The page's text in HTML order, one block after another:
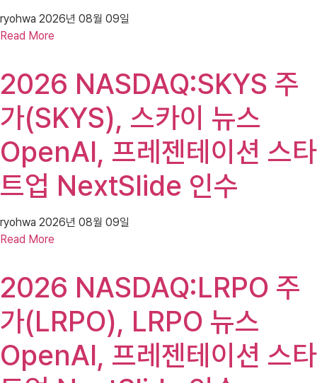
ryohwa 2026년 08월 09일
Read More
2026 NASDAQ:SKYS 주
가(SKYS), 스카이 뉴스
OpenAI, 프레젠테이션 스타
트업 NextSlide 인수
ryohwa 2026년 08월 09일
Read More
2026 NASDAQ:LRPO 주
가(LRPO), LRPO 뉴스
OpenAI, 프레젠테이션 스타